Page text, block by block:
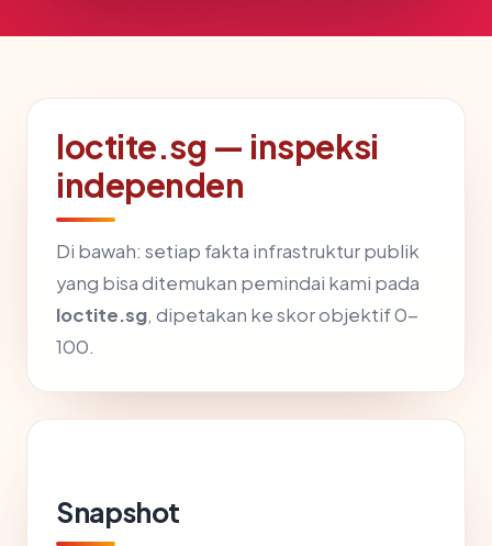
loctite.sg — inspeksi
independen
Di bawah: setiap fakta infrastruktur publik
yang bisa ditemukan pemindai kami pada
loctite.sg, dipetakan ke skor objektif 0-
100.
Snapshot